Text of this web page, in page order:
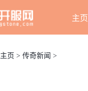
主页
主页 > 传奇新闻 >